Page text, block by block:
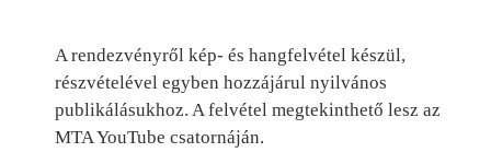
A rendezvényről kép- és hangfelvétel készül,
részvételével egyben hozzájárul nyilvános
publikálásukhoz. A felvétel megtekinthető lesz az
MTA YouTube csatornáján.